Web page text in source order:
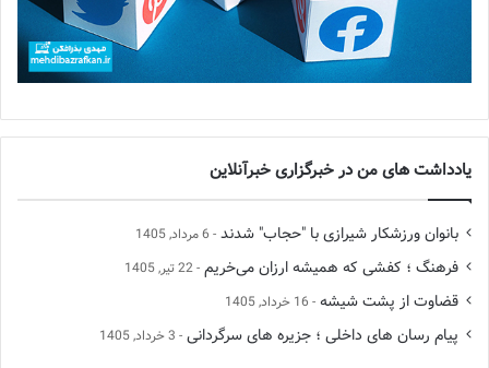
یادداشت های من در خبرگزاری خبرآنلاین
بانوان ورزشکار شیرازی با "حجاب" شدند 6 مرداد, 1405
فرهنگ ؛ کفشی که همیشه ارزان می‌خریم 22 تیر, 1405
قضاوت از پشت شیشه 16 خرداد, 1405
پیام رسان های داخلی ؛ جزیره های سرگردانی 3 خرداد, 1405